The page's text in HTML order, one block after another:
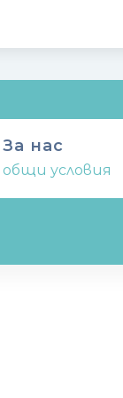
За нас
общи условия